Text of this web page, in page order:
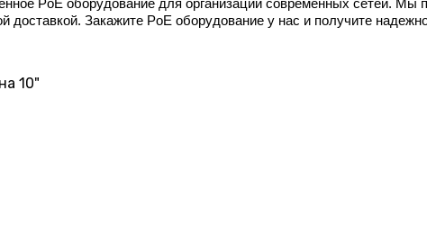
PoE оборудование для организации современных сетей.
Закажите PoE оборудование у нас и получите
10"